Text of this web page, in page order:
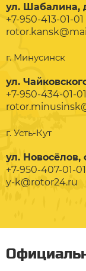
ул. Шабалина,
+7-950-413-01-01
г. Минусинск
ул.
+7-950-434-01-
г. Усть-Кут
ул. Новосёлов,
+7-950-407-01-01
y-k@rotor24.ru